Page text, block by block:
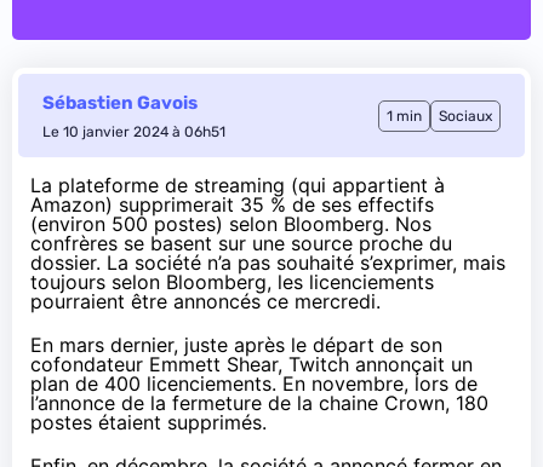
Sébastien Gavois
Le 10 janvier 2024 à 06h51
1 min Sociaux
La plateforme de streaming (qui appartient à
Amazon) supprimerait 35 % de ses effectifs
(environ 500 postes) selon Bloomberg. Nos
confrères se basent sur une source proche du
dossier. La société n’a pas souhaité s’exprimer, mais
toujours selon Bloomberg, les licenciements
pourraient être annoncés ce mercredi.
En mars dernier, juste après le départ de son
cofondateur Emmett Shear, Twitch annonçait un
plan de 400 licenciements. En novembre, lors de
l’annonce de la fermeture de la chaine Crown, 180
postes étaient supprimés.